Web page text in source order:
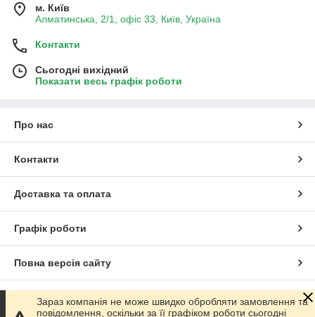
м. Київ
Алматинська, 2/1, офіс 33, Київ, Україна
Контакти
Сьогодні вихідний
Показати весь графік роботи
Про нас
Контакти
Доставка та оплата
Графік роботи
Повна версія сайту
Сайт створено на маркетплейсі Prom.ua
Зараз компанія не може швидко обробляти замовлення та
повідомлення, оскільки за її графіком роботи сьогодні